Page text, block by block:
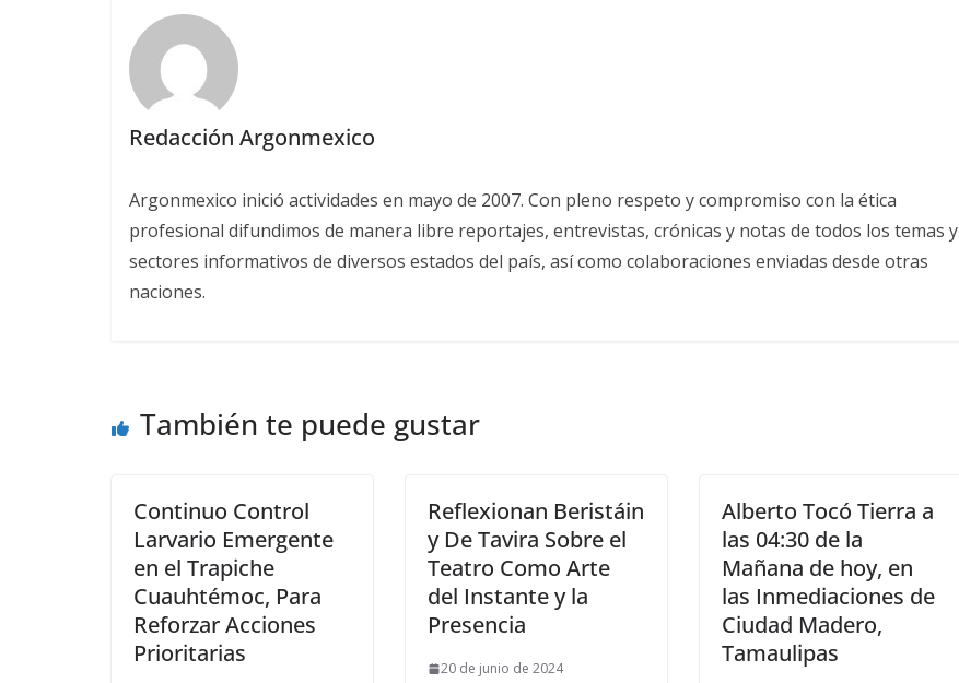
Redacción Argonmexico
Argonmexico inició actividades en mayo de 2007. Con pleno respeto y compromiso con la ética
profesional difundimos de manera libre reportajes, entrevistas, crónicas y notas de todos los temas y
sectores informativos de diversos estados del país, así como colaboraciones enviadas desde otras
naciones.
También te puede gustar
Continuo Control
Larvario Emergente
en el Trapiche
Cuauhtémoc, Para
Reforzar Acciones
Prioritarias
Reflexionan Beristáin
y De Tavira Sobre el
Teatro Como Arte
del Instante y la
Presencia
20 de junio de 2024
Alberto Tocó Tierra a
las 04:30 de la
Mañana de hoy, en
las Inmediaciones de
Ciudad Madero,
Tamaulipas